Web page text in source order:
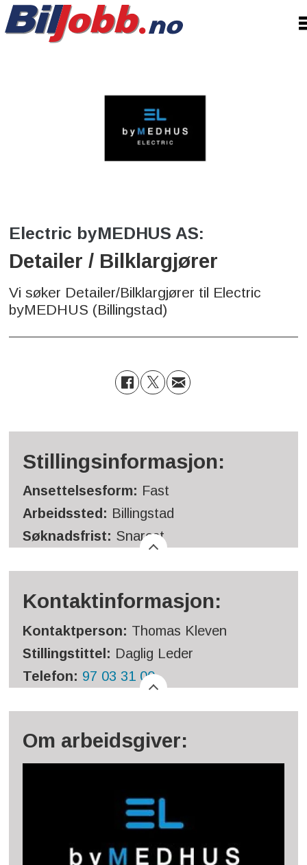
Electric byMEDHUS AS:
Detailer / Bilklargjører
Vi søker Detailer/Bilklargjører til Electric
byMEDHUS (Billingstad)
Stillingsinformasjon:
Ansettelsesform: Fast
Arbeidssted: Billingstad
Søknadsfrist: Snarest
Kontaktinformasjon:
Kontaktperson: Thomas Kleven
Stillingstittel: Daglig Leder
Telefon: 97 03 31 00
Om arbeidsgiver: